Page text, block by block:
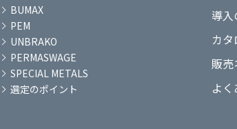
BUMAX
PEM
UNBRAKO
PERMASWAGE
SPECIAL METALS
選定のポイント
導入
カ
販売
よ